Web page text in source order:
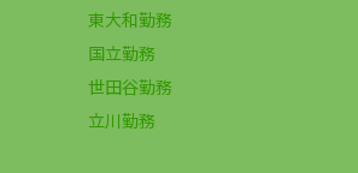
東大和勤務
国立勤務
世田谷勤務
立川勤務